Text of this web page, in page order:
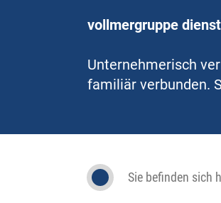
vollmergruppe
Unternehmerisch
familiär verbunden.
Sie befinden sich